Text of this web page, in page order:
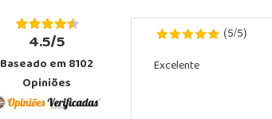
4.5/5
Baseado em 8102
Opiniões
(5/5)
Excelente